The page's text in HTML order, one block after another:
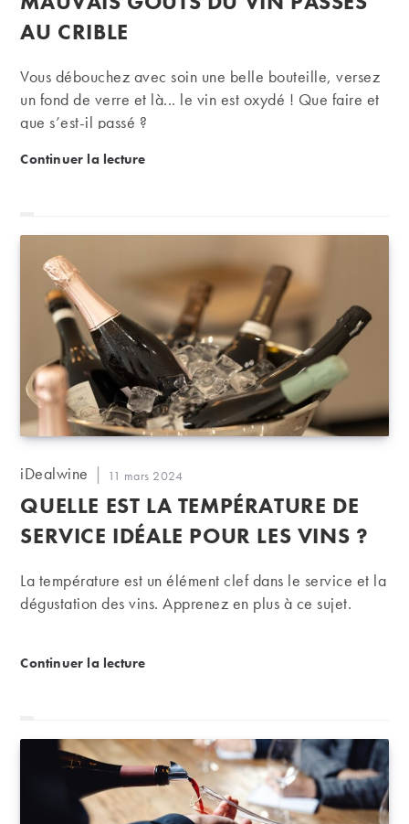
AU CRIBLE
Vous débouchez avec soin une belle bouteille, versez
un fond de verre et là... le vin est oxydé ! Que faire et
que s’est-il passé ?
Continuer la lectureOxydation ou réduction : les mauvais goûts du vin
Auteur/autrice
la
publication :
iDealwine
Publication
publiée :
11 mars 2024
QUELLE EST LA TEMPÉRATURE DE
SERVICE IDÉALE POUR LES VINS ?
La température est un élément clef dans le service et la
dégustation des vins. Apprenez en plus à ce sujet.
Continuer la lectureQuelle est la température de service idéale pour